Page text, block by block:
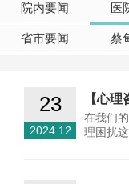
院内要闻 医
省市要闻 蔡
23
2024.12
【心
在我们
理困扰